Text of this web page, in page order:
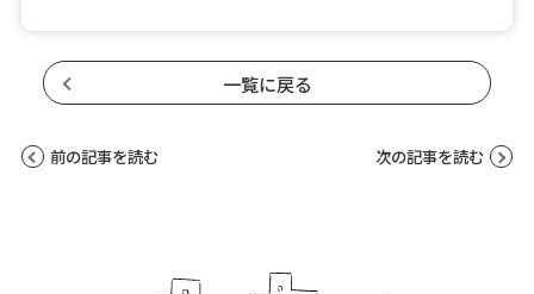
一覧に戻る
前の記事を読む 次の記事を読む